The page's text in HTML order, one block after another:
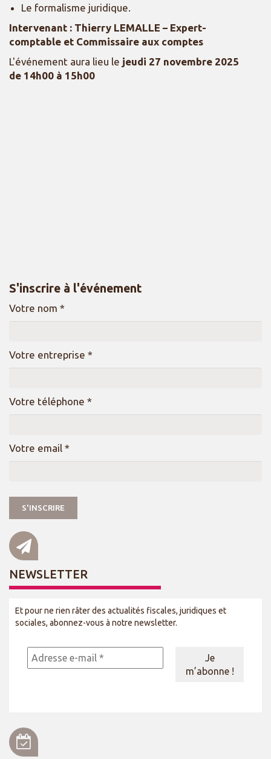
Le formalisme juridique.
Intervenant : Thierry LEMALLE – Expert-
comptable et Commissaire aux comptes
L'événement aura lieu le jeudi 27 novembre 2025
de 14h00 à 15h00
S'inscrire à l'événement
Votre nom *
Votre entreprise *
Votre téléphone *
Votre email *
NEWSLETTER
Et pour ne rien râter des actualités fiscales, juridiques et
sociales, abonnez-vous à notre newsletter.